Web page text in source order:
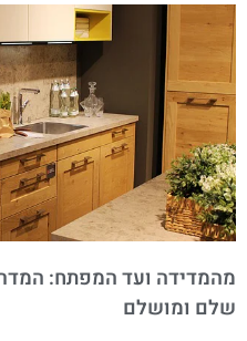
מהמדידה ועד המפתח:
שלם ומושלם